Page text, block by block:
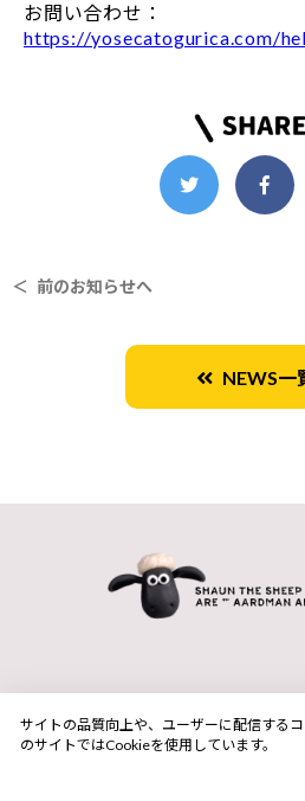
お問い合わせ：
https://yosecatogurica.com/
＜ 前のお知らせへ
NEWS一
サイトの品質向上や、ユーザーに配信する
のサイトではCookieを使用しています。